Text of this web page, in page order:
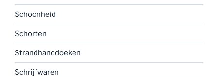
Schoonheid
Schorten
Strandhanddoeken
Schrijfwaren